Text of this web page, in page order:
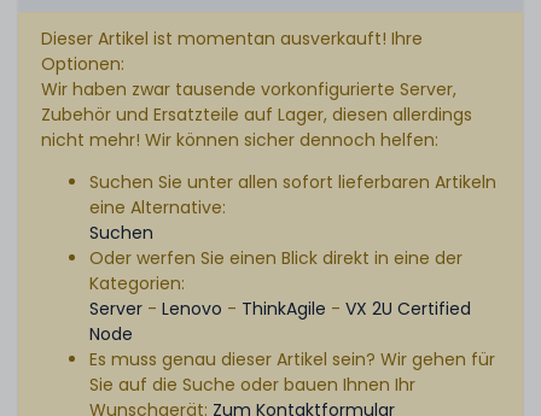
Dieser Artikel ist momentan ausverkauft! Ihre
Optionen:
Wir haben zwar tausende vorkonfigurierte Server,
Zubehör und Ersatzteile auf Lager, diesen allerdings
nicht mehr! Wir können sicher dennoch helfen:
Suchen Sie unter allen sofort lieferbaren Artikeln
eine Alternative:
Suchen
Oder werfen Sie einen Blick direkt in eine der
Kategorien:
Server- Lenovo - ThinkAgile - VX 2U Certified
Node
Es muss genau dieser Artikel sein? Wir gehen für
Sie auf die Suche oder bauen Ihnen Ihr
Wunschgerät: Zum Kontaktformular